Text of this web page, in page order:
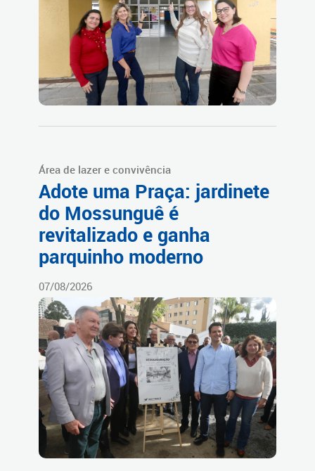
Área de lazer e convivência
Adote uma Praça: jardinete
do Mossunguê é
revitalizado e ganha
parquinho moderno
07/08/2026